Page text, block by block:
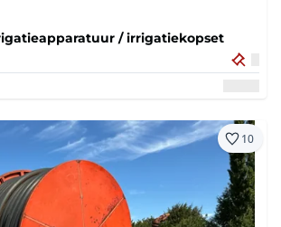
/ irrigatiekopset
10